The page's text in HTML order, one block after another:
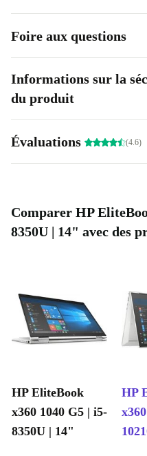
Foire aux questions
Informations sur la
du produit
Évaluations (4.6)
Comparer HP
8350U | 14" avec des
HP EliteBook
x360 1040 G5 | i5-
8350U | 14"
HP